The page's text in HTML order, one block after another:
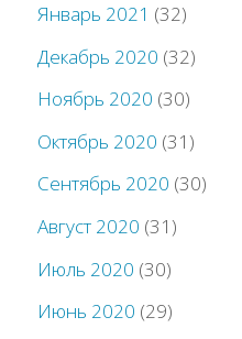
Январь 2021 (32)
Декабрь 2020 (32)
Ноябрь 2020 (30)
Октябрь 2020 (31)
Сентябрь 2020 (30)
Август 2020 (31)
Июль 2020 (30)
Июнь 2020 (29)